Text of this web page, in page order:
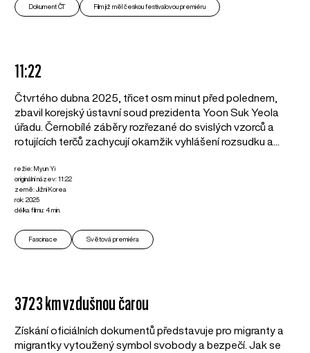
Dokument ČT Film již měl českou festivalovou premiéru
11:22
Čtvrtého dubna 2025, třicet osm minut před polednem,
zbavil korejský ústavní soud prezidenta Yoon Suk Yeola
úřadu. Černobílé záběry rozřezané do svislých vzorců a
rotujících terčů zachycují okamžik vyhlášení rozsudku a...
režie: Myun Yi
originální název: 11:22
země: Jižní Korea
rok: 2025
délka filmu: 4 min.
Fascinace Světová premiéra
3723 km vzdušnou čarou
Získání oficiálních dokumentů představuje pro migranty a
migrantky vytoužený symbol svobody a bezpečí. Jak se